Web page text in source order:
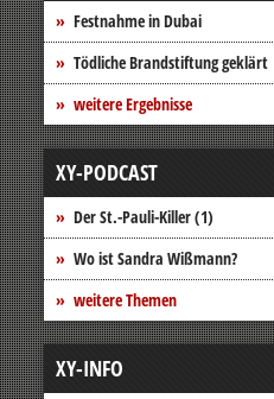
Festnahme in Dubai
Tödliche Brandstiftung geklärt
weitere Ergebnisse
XY-PODCAST
Der St.-Pauli-Killer (1)
Wo ist Sandra Wißmann?
weitere Themen
XY-INFO